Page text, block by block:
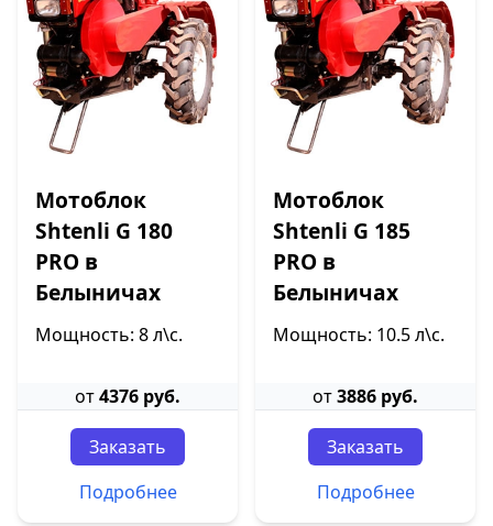
Мотоблок
Shtenli G 180
PRO в
Белыничах
Мощность: 8 л\с.
от4376 руб.
Заказать
Подробнее
Мотоблок
Shtenli G 185
PRO в
Белыничах
Мощность: 10.5 л\с.
от3886 руб.
Заказать
Подробнее